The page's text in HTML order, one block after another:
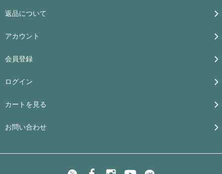
返品について
アカウント
会員登録
ログイン
カートを見る
お問い合わせ